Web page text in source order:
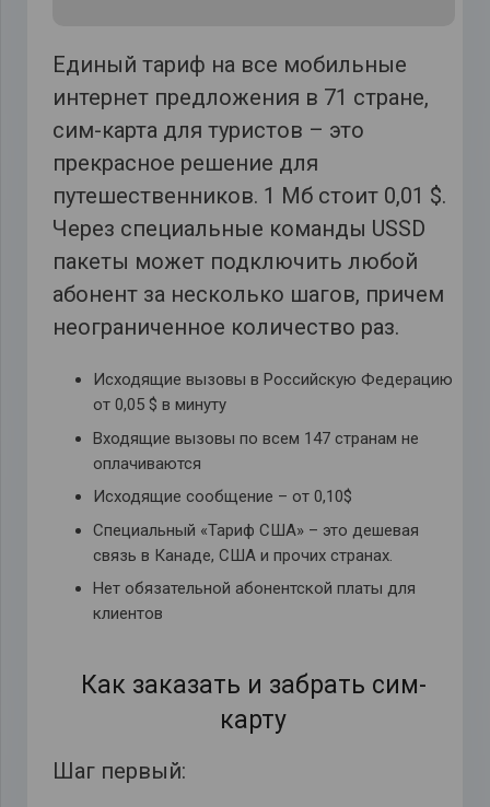
Единый тариф на все мобильные
интернет предложения в 71 стране,
сим-карта для туристов – это
прекрасное решение для
путешественников. 1 Мб стоит 0,01 $.
Через специальные команды USSD
пакеты может подключить любой
абонент за несколько шагов, причем
неограниченное количество раз.
Исходящие вызовы в Российскую Федерацию
от 0,05 $ в минуту
Входящие вызовы по всем 147 странам не
оплачиваются
Исходящие сообщение – от 0,10$
Специальный «Тариф США» – это дешевая
связь в Канаде, США и прочих странах.
Нет обязательной абонентской платы для
клиентов
Как заказать и забрать сим-
карту
Шаг первый: